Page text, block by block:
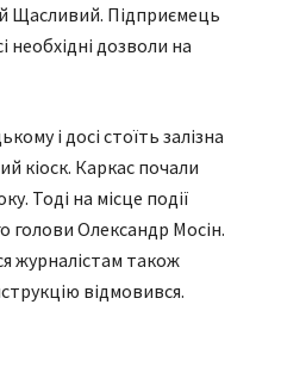
Щасливий. Підприємець
необхідні дозволи на
і досі стоїть залізна
кіоск. Каркас почали
Тоді на місце події
голови Олександр Мосін.
журналістам також
відмовився.